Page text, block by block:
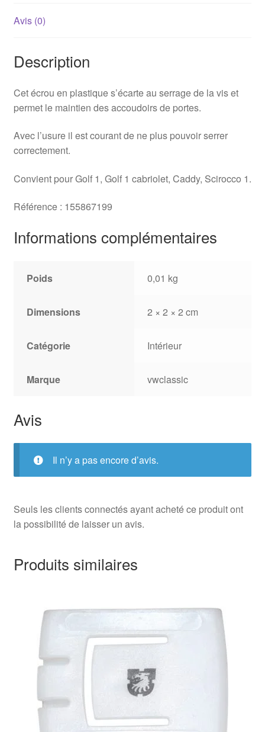
Avis (0)
Description
Cet écrou en plastique s’écarte au serrage de la vis et
permet le maintien des accoudoirs de portes.
Avec l’usure il est courant de ne plus pouvoir serrer
correctement.
Convient pour Golf 1, Golf 1 cabriolet, Caddy, Scirocco 1.
Référence : 155867199
Informations complémentaires
Poids 0,01 kg
Dimensions 2 × 2 × 2 cm
Catégorie Intérieur
Marque vwclassic
Avis
Il n’y a pas encore d’avis.
Seuls les clients connectés ayant acheté ce produit ont
la possibilité de laisser un avis.
Produits similaires